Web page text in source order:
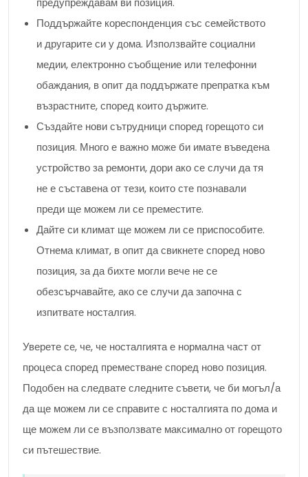
Поддържайте кореспонденция със семейството
и другарите си у дома. Използвайте социални
медии, електронно съобщение или телефонни
обаждания, в опит да поддържате препратка към
възрастните, според които държите.
Създайте нови сътрудници според горещото си
позиция. Много е важно може би имате въведена
устройство за ремонти, дори ако се случи да тя
не е съставена от тези, които сте познавали
преди ще можем ли се преместите.
Дайте си климат ще можем ли се приспособите.
Отнема климат, в опит да свикнете според ново
позиция, за да бихте могли вече не се
обезсърчавайте, ако се случи да започна с
изпитвате носталгия.
Уверете се, че, че носталгията е нормална част от
процеса според преместване според ново позиция.
Подобен на следвате следните съвети, че би могъл/а
да ще можем ли се справите с носталгията по дома и
ще можем ли се възползвате максимално от горещото
си пътешествие.